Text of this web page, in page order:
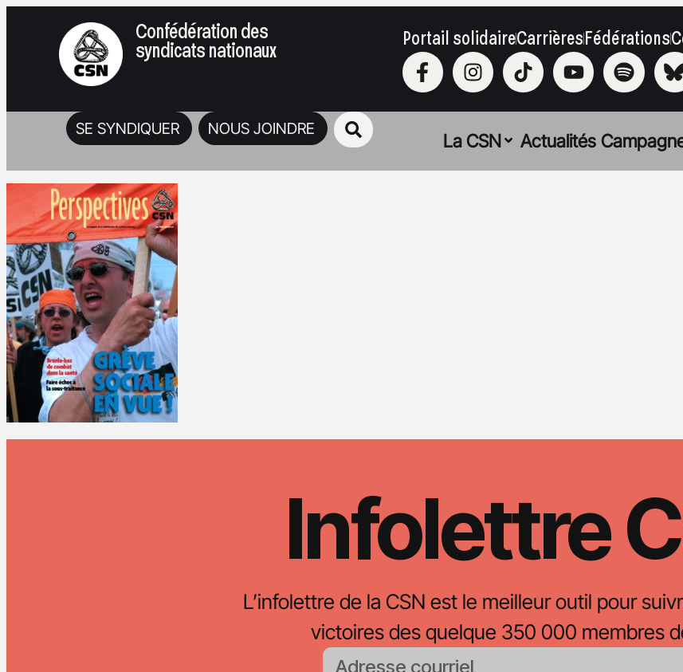
Confédération des
syndicats nationaux Portail solidaireCarrièresFédérations
SE SYNDIQUER NOUS JOINDRE
La CSN Actualités
Infolettre
L’infolettre de la CSN est le meilleur outil pour
victoires des quelque 350 000 membres